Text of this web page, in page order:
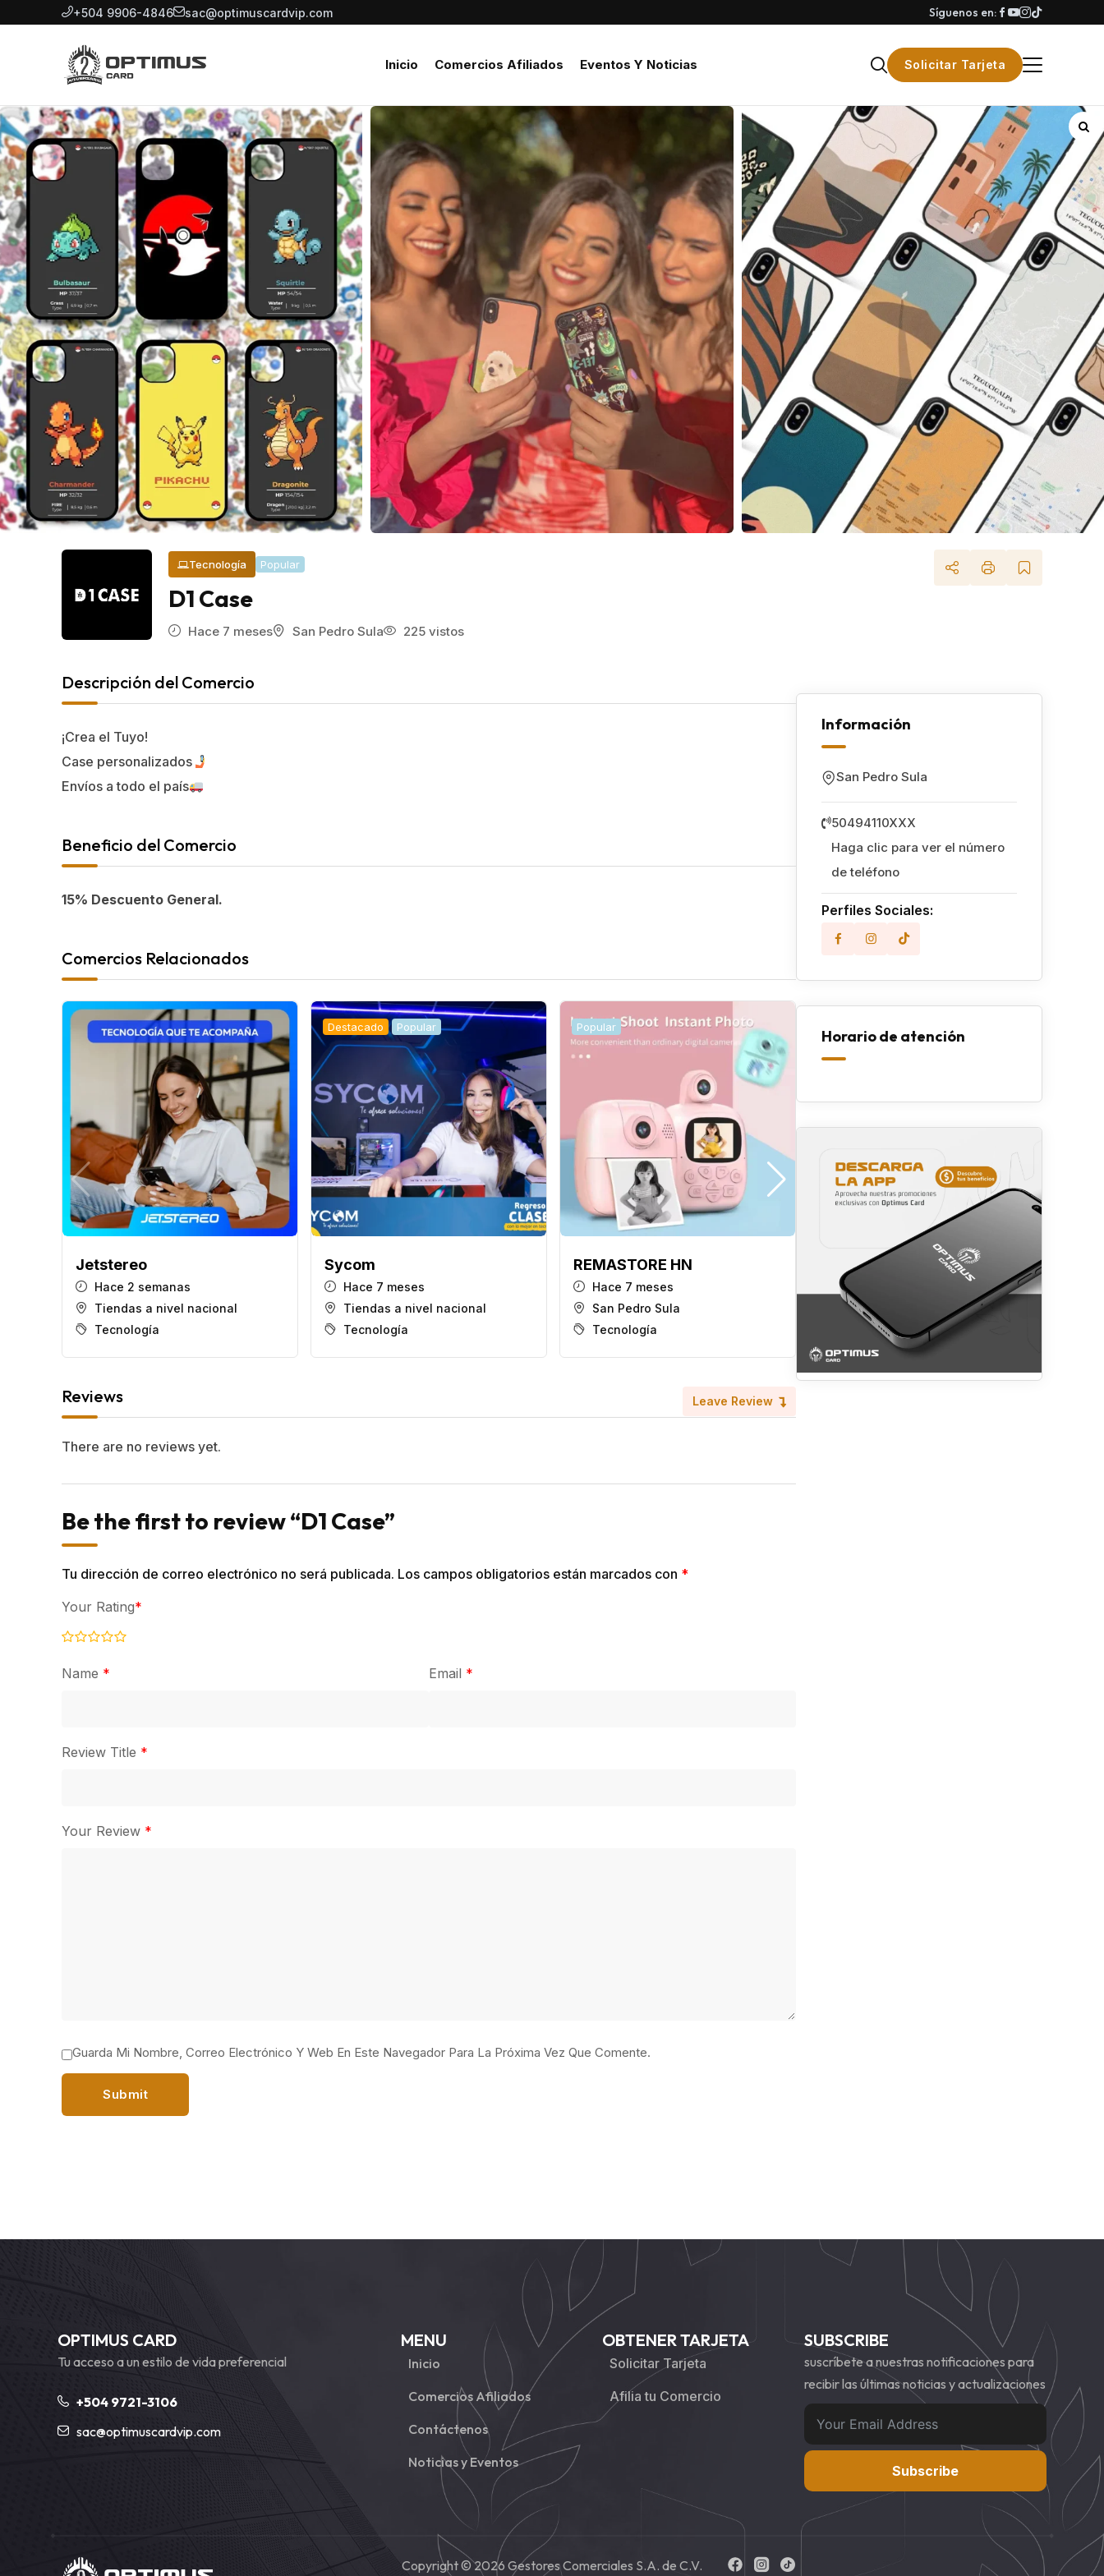
+504 9906-4846 sac@optimuscardvip.com Síguenos en:
Inicio Comercios Afiliados Eventos Y Noticias Solicitar Tarjeta
Tecnología Popular
D1 Case
Hace 7 meses San Pedro Sula 225 vistos
Descripción del Comercio
¡Crea el Tuyo!
Case personalizados
Envíos a todo el país
Beneficio del Comercio
15% Descuento General.
Comercios Relacionados
Jetstereo
Hace 2 semanas
Tiendas a nivel nacional
Tecnología
Destacado Popular
Sycom
Hace 7 meses
Tiendas a nivel nacional
Tecnología
Popular
REMASTORE HN
Hace 7 meses
San Pedro Sula
Tecnología
Finde Gaming Esport
Hace 7 meses
San Pedro Sula
Tecnología
Reviews Leave Review
There are no reviews yet.
Be the first to review “D1 Case”
Tu dirección de correo electrónico no será publicada. Los campos obligatorios están marcados con *
Review Title *
Your Rating*
Your Review *
Name * Email *
Guarda Mi Nombre, Correo Electrónico Y Web En Este Navegador Para La Próxima Vez Que Comente.
Información
San Pedro Sula
50494110XXX
Haga clic para ver el número
de teléfono
Perfiles Sociales:
Horario de atención
OPTIMUS CARD
Tu acceso a un estilo de vida preferencial
+504 9721-3106
sac@optimuscardvip.com
MENU
Inicio
Comercios Afiliados
Contáctenos
Noticias y Eventos
OBTENER TARJETA
Solicitar Tarjeta
Afilia tu Comercio
SUBSCRIBE
suscríbete a nuestras notificaciones para
recibir las últimas noticias y actualizaciones
Subscribe
Copyright © 2026 Gestores Comerciales S.A. de C.V.